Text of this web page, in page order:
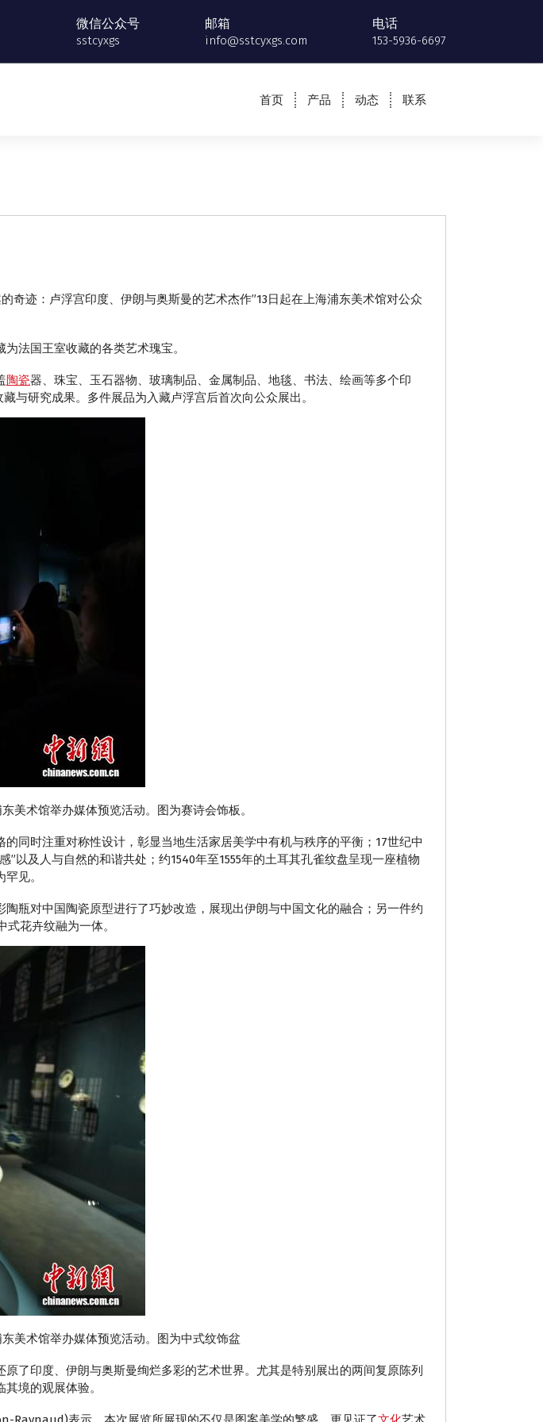
微信公众号
sstcyxgs
邮箱
info@sstcyxgs.com
电话
153-5936-6697
首页 产品 动态 联系
奇迹：卢浮宫印度、伊朗与奥斯曼的艺术杰作”13日起在上海浦东美术馆对公众
法国王室收藏的各类艺术瑰宝。
陶瓷器、珠宝、玉石器物、玻璃制品、金属制品、地毯、书法、绘画等多个印
与研究成果。多件展品为入藏卢浮宫后首次向公众展出。
美术馆举办媒体预览活动。图为赛诗会饰板。
同时注重对称性设计，彰显当地生活家居美学中有机与秩序的平衡；17世纪中
以及人与自然的和谐共处；约1540年至1555年的土耳其孔雀纹盘呈现一座植物
见。
对中国陶瓷原型进行了巧妙改造，展现出伊朗与中国文化的融合；另一件约
花卉纹融为一体。
美术馆举办媒体预览活动。图为中式纹饰盆
了印度、伊朗与奥斯曼绚烂多彩的艺术世界。尤其是特别展出的两间复原陈列
境的观展体验。